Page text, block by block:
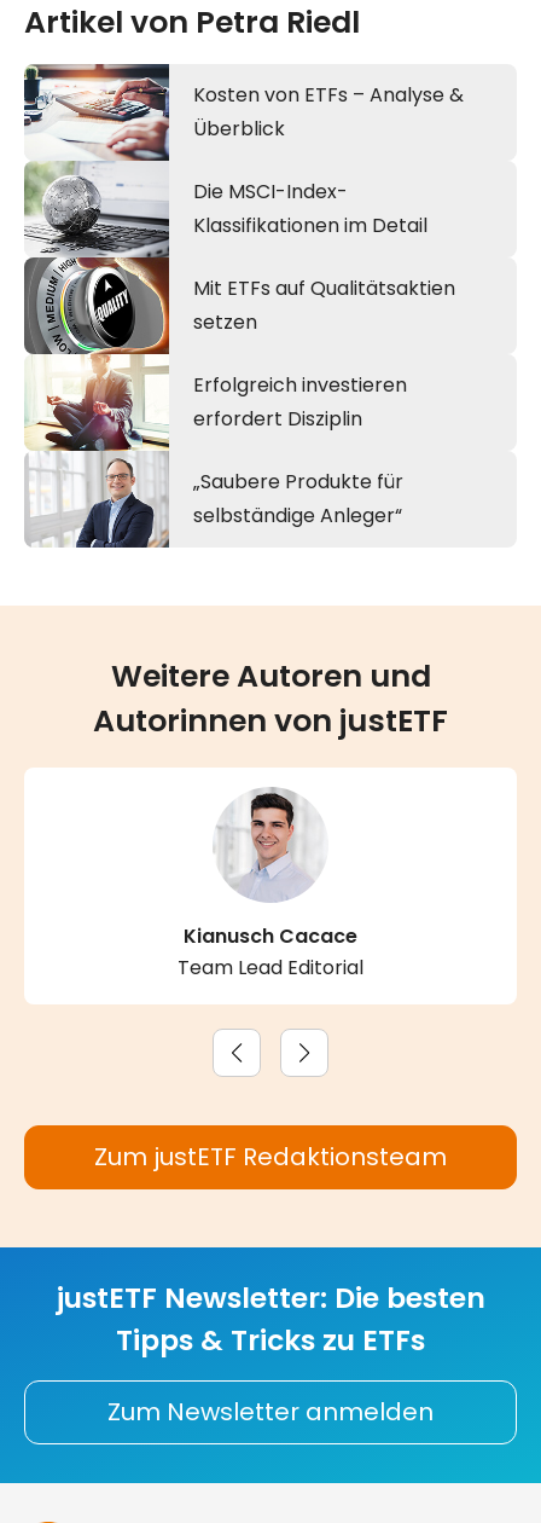
Artikel von Petra Riedl
Kosten von ETFs – Analyse &
Überblick
Die MSCI-Index-
Klassifikationen im Detail
Mit ETFs auf Qualitätsaktien
setzen
Erfolgreich investieren
erfordert Disziplin
„Saubere Produkte für
selbständige Anleger“
Weitere Autoren und
Autorinnen von justETF
Kianusch Cacace
Team Lead Editorial
Zum justETF Redaktionsteam
justETF Newsletter: Die besten
Tipps & Tricks zu ETFs
Zum Newsletter anmelden